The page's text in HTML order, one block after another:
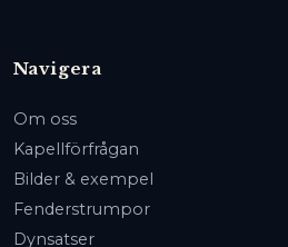
Navigera
Om oss
Kapellförfrågan
Bilder & exempel
Fenderstrumpor
Dynsatser